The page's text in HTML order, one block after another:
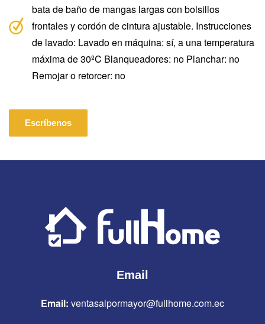
bata de baño de mangas largas con bolsillos
frontales y cordón de cintura ajustable. Instrucciones
de lavado: Lavado en máquina: sí, a una temperatura
máxima de 30ºC Blanqueadores: no Planchar: no
Remojar o retorcer: no
Escríbenos
Email
Email: ventasalpormayor@fullhome.com.ec